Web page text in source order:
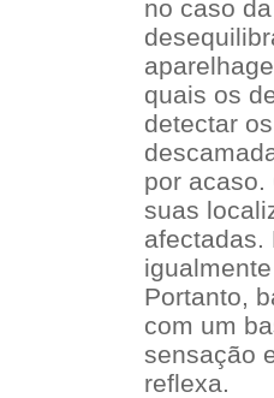
no caso
quais os
detectar
por acaso.
suas
afectadas.
Portanto,
com um
sensação
reflexa.